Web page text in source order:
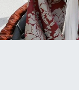
İletişim